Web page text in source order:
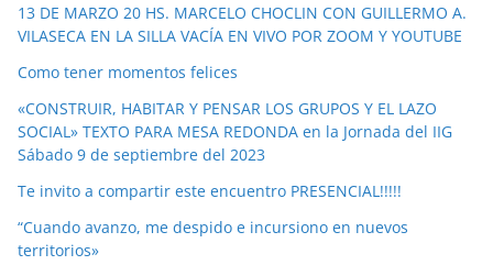
o
13 DE MARZO 20 HS. MARCELO CHOCLIN CON GUILLERMO A.
VILASECA EN LA SILLA VACÍA EN VIVO POR ZOOM Y YOUTUBE
Como tener momentos felices
«CONSTRUIR, HABITAR Y PENSAR LOS GRUPOS Y EL LAZO
SOCIAL» TEXTO PARA MESA REDONDA en la Jornada del IIG
Sábado 9 de septiembre del 2023
Te invito a compartir este encuentro PRESENCIAL!!!!!
“Cuando avanzo, me despido e incursiono en nuevos
territorios»